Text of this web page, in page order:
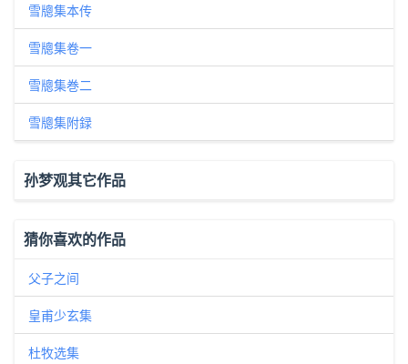
雪牕集本传
雪牕集卷一
雪牕集巻二
雪牕集附録
孙梦观其它作品
猜你喜欢的作品
父子之间
皇甫少玄集
杜牧选集